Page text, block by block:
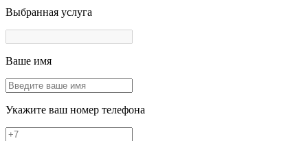
Выбранная услуга
Ваше имя
Укажите ваш номер телефона